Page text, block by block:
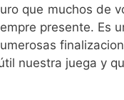
que muchos de
presente. Es
nuestra juega y